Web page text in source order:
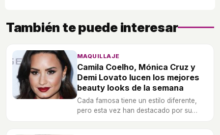
También te puede interesar
MAQUILLAJE
Camila Coelho, Mónica Cruz y
Demi Lovato lucen los mejores
beauty looks de la semana
Cada famosa tiene un estilo diferente,
pero esta vez han destacado por su